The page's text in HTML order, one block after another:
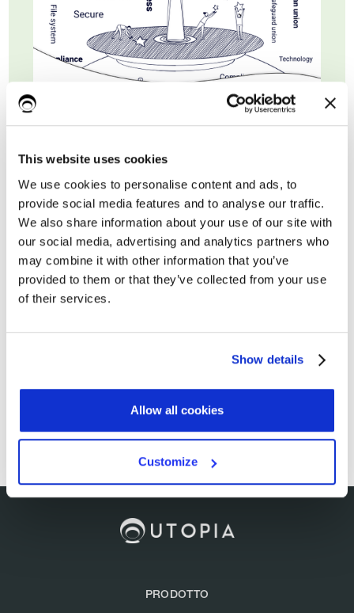
This website uses cookies
We use cookies to personalise content and ads, to
provide social media features and to analyse our traffic.
We also share information about your use of our site with
our social media, advertising and analytics partners who
may combine it with other information that you’ve
provided to them or that they’ve collected from your use
of their services.
Show details
Allow all cookies
Customize
Cognome
Email di lavoro*
PRODOTTO